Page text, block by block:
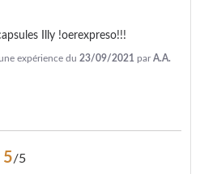
Illy !oerexpreso!!!
une expérience du 23/09/2021 parA.A.
5/5